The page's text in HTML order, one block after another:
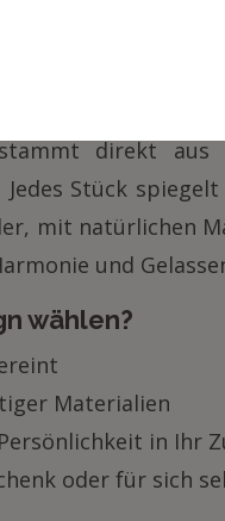
ist ein
um
direkt
Stück
mit natürlichen
und
wählen?
Materialien
in Ihr
oder für sich